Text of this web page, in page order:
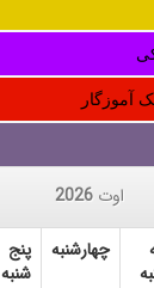
آموزگار
اوت 2026
چهارشنبه
پنج
شنبه